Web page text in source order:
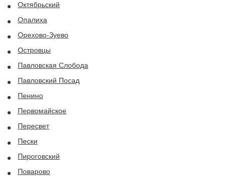
Октябрьский
Опалиха
Орехово-Зуево
Островцы
Павловская Слобода
Павловский Посад
Пенино
Первомайское
Пересвет
Пески
Пироговский
Поварово